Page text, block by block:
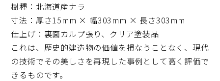
樹種：北海道産ナラ
寸法：厚さ15mm × 幅303mm × 長さ303mm
仕上げ：裏面カルプ張り、クリア塗装品
これは、歴史的建造物の価値を損なうことなく、現代
の技術でその美しさを再現した事例として高く評価で
きるものです。